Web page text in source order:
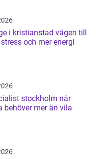
vägen till
och mer energi
stockholm när
behöver mer än vila